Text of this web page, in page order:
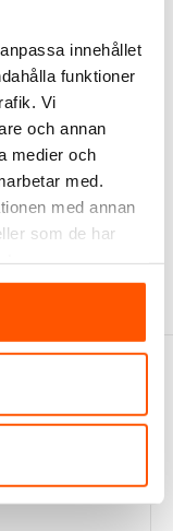
innehållet
funktioner
Vi
och annan
medier och
med.
med annan
som de har
för
att ta kontroll
1-känsla till
Smarta hem